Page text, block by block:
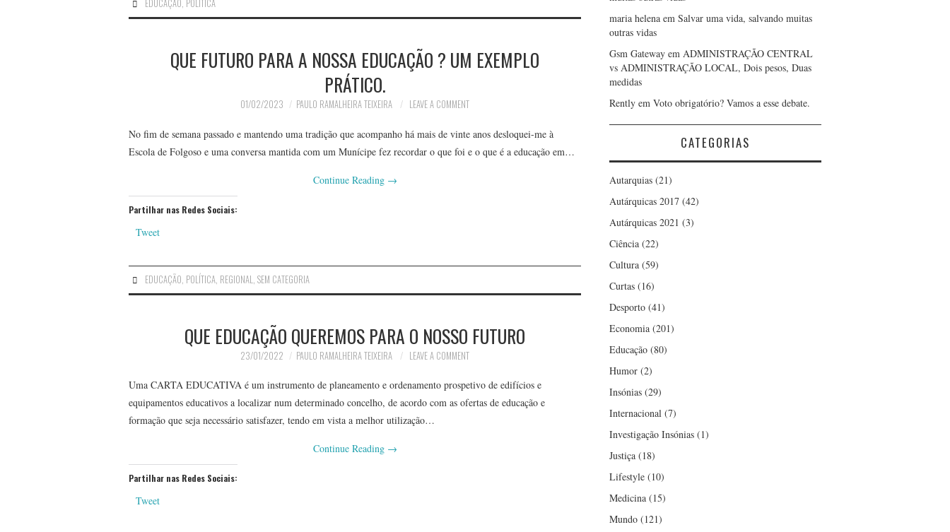
EDUCAÇÃO, POLÍTICA
QUE FUTURO PARA A NOSSA EDUCAÇÃO ? UM EXEMPLO
PRÁTICO.
01/02/2023 PAULO RAMALHEIRA TEIXEIRA LEAVE A COMMENT
No fim de semana passado e mantendo uma tradição que acompanho há mais de vinte anos desloquei-me à
Escola de Folgoso e uma conversa mantida com um Munícipe fez recordar o que foi e o que é a educação em…
Continue Reading →
Partilhar nas Redes Sociais:
Tweet
EDUCAÇÃO, POLÍTICA, REGIONAL,SEM CATEGORIA
QUE EDUCAÇÃO QUEREMOS PARA O NOSSO FUTURO
23/01/2022 PAULO RAMALHEIRA TEIXEIRA LEAVE A COMMENT
Uma CARTA EDUCATIVA é um instrumento de planeamento e ordenamento prospetivo de edifícios e
equipamentos educativos a localizar num determinado concelho, de acordo com as ofertas de educação e
formação que seja necessário satisfazer, tendo em vista a melhor utilização…
Continue Reading →
Partilhar nas Redes Sociais:
Tweet
maria helena em Salvar uma vida, salvando muitas
outras vidas
Gsm Gateway em ADMINISTRAÇÃO CENTRAL
vs ADMINISTRAÇÃO LOCAL, Dois pesos, Duas
medidas
Rently em Voto obrigatório? Vamos a esse debate.
CATEGORIAS
Autarquias (21)
Autárquicas 2017 (42)
Autárquicas 2021 (3)
Ciência (22)
Cultura (59)
Curtas (16)
Desporto (41)
Economia (201)
Educação (80)
Humor (2)
Insónias (29)
Internacional (7)
Investigação Insónias (1)
Justiça (18)
Lifestyle (10)
Medicina (15)
Mundo (121)